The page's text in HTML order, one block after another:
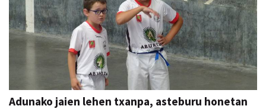
Adunako jaien lehen txanpa, asteburu honetan